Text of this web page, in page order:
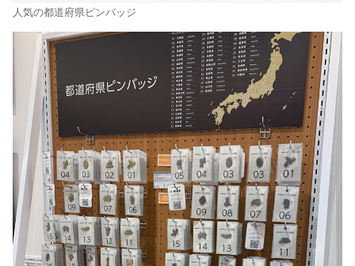
人気の都道府県ピンバッジ